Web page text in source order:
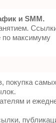
и SMM.
по максимуму
покупка самых
и